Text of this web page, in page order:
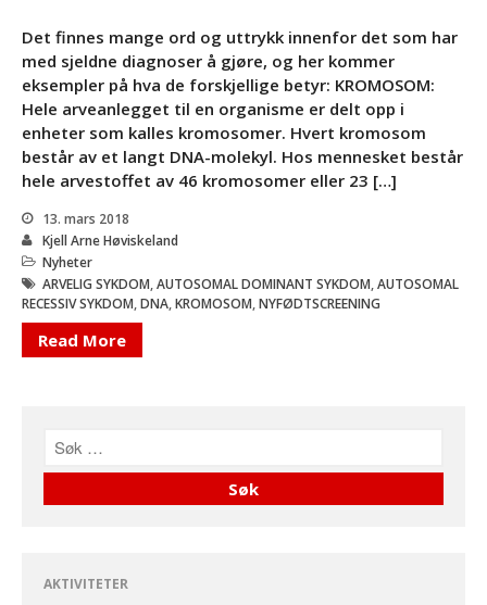
11.-13.SEPTEMBER 2026
Informasjon om kurs: Å leve
og aktivitetstreff i 2028 og
2029
Det finnes mange ord og uttrykk innenfor det som har
med sjeldne diagnoser å gjøre, og her kommer
eksempler på hva de forskjellige betyr: KROMOSOM:
Hele arveanlegget til en organisme er delt opp i
enheter som kalles kromosomer. Hvert kromosom
består av et langt DNA-molekyl. Hos mennesket består
hele arvestoffet av 46 kromosomer eller 23 […]
13. mars 2018
Kjell Arne Høviskeland
Nyheter
ARVELIG SYKDOM,AUTOSOMAL DOMINANT SYKDOM,AUTOSOMAL
RECESSIV SYKDOM,DNA,KROMOSOM,NYFØDTSCREENING
Read More
AKTIVITETER